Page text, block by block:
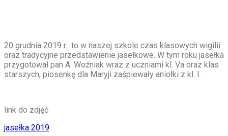
20 grudnia 2019 r. to w naszej szkole czas klasowych wigilii
oraz tradycyjne przedstawienie jasełkowe. W tym roku jasełka
przygotował pan A. Woźniak wraz z uczniami kl. Va oraz klas
starszych, piosenkę dla Maryji zaśpiewały aniołki z kl. I.
link do zdjęć
jasełka 2019